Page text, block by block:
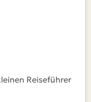
Reiseführer